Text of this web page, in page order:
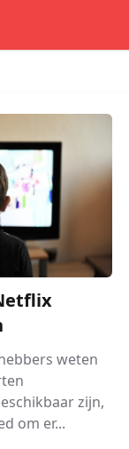
weten
zijn,
om er...